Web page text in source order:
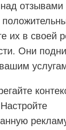
отзывами
их в своей
Они